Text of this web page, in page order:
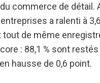
commerce de détail.
a ralenti à
tout de même
: 88,1 % sont
hausse de 0,6 point.